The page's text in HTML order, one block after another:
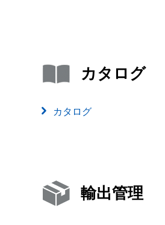
カタログ
カタログ
輸出管理